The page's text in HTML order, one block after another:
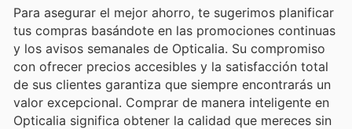
Para asegurar el mejor ahorro, te sugerimos planificar
tus compras basándote en las promociones continuas
y los avisos semanales de Opticalia. Su compromiso
con ofrecer precios accesibles y la satisfacción total
de sus clientes garantiza que siempre encontrarás un
valor excepcional. Comprar de manera inteligente en
Opticalia significa obtener la calidad que mereces sin